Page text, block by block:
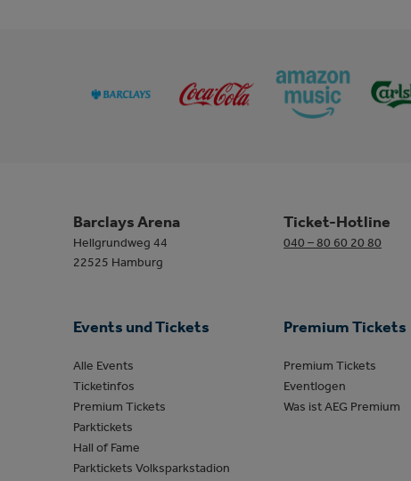
Barclays Arena
Hellgrundweg 44
22525 Hamburg
Ticket-Hotline
040 – 80 60 20 80
Events und Tickets
Alle Events
Ticketinfos
Premium Tickets
Parktickets
Hall of Fame
Parktickets Volksparkstadion
Premium Tickets
Premium Tickets
Eventlogen
Was ist AEG Premium